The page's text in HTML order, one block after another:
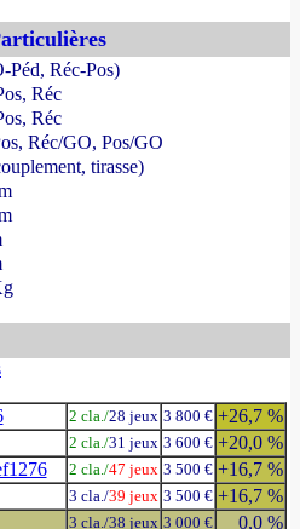
Péd, Réc-Pos)
Réc
Réc
Réc/GO, Pos/GO
tirasse)
2 cla./28 jeux 3 800 € +26,7 %
2 cla./31 jeux 3 600 € +20,0 %
2 cla./47 jeux 3 500 € +16,7 %
3 cla./39 jeux 3 500 € +16,7 %
3 cla./38 jeux 3 000 € 0,0 %